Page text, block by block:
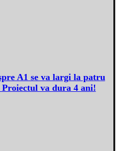
A1 se va largi la patru
va dura 4 ani!